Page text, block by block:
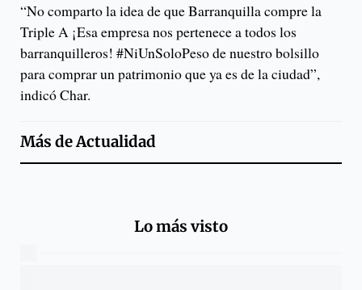
“No comparto la idea de que Barranquilla compre la
Triple A ¡Esa empresa nos pertenece a todos los
barranquilleros! #NiUnSoloPeso de nuestro bolsillo
para comprar un patrimonio que ya es de la ciudad”,
indicó Char.
Más deActualidad
Lo más visto